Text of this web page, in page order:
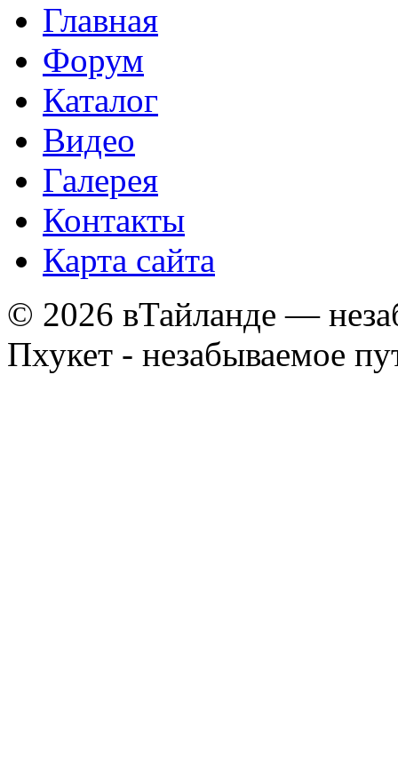
Главная
Форум
Каталог
Видео
Галерея
Контакты
Карта сайта
© 2026 вТайланде —
Пхукет - незабываемое